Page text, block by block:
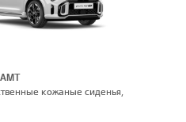
кожаные сиденья,